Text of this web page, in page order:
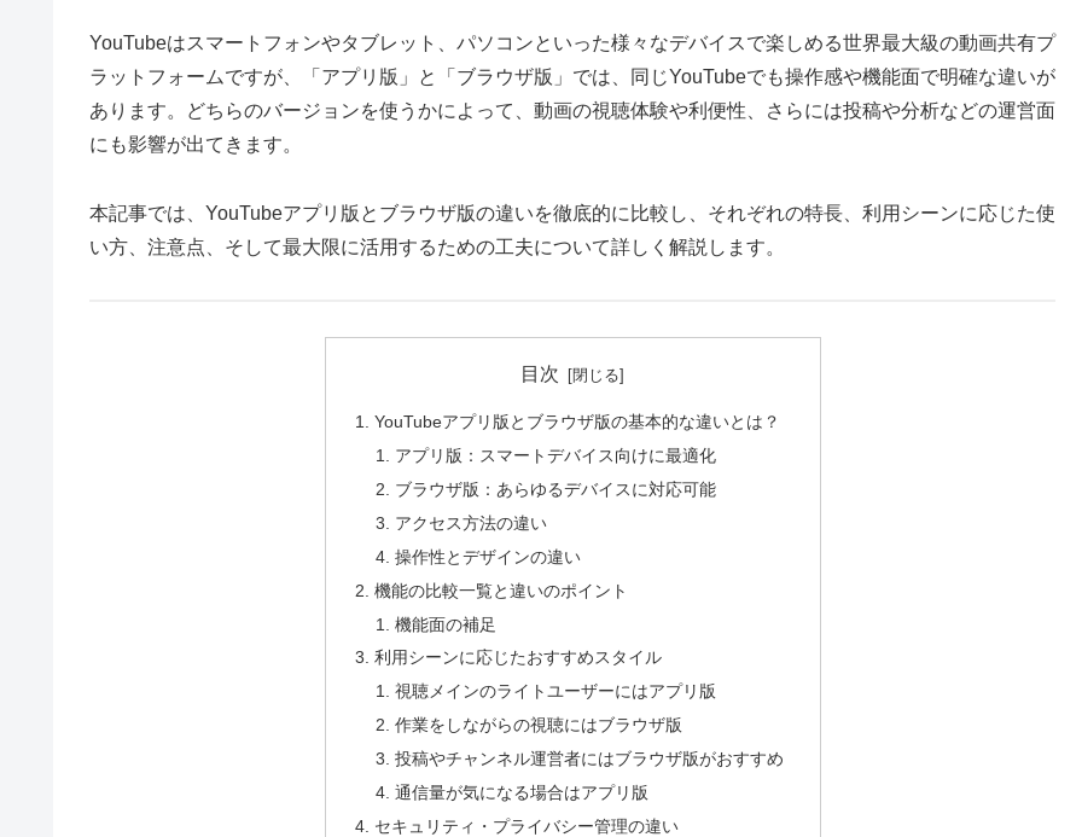
YouTubeはスマートフォンやタブレット、パソコンといった様々なデバイスで楽しめる世界最大級の動画共有プ
ラットフォームですが、「アプリ版」と「ブラウザ版」では、同じYouTubeでも操作感や機能面で明確な違いが
あります。どちらのバージョンを使うかによって、動画の視聴体験や利便性、さらには投稿や分析などの運営面
にも影響が出てきます。
本記事では、YouTubeアプリ版とブラウザ版の違いを徹底的に比較し、それぞれの特長、利用シーンに応じた使
い方、注意点、そして最大限に活用するための工夫について詳しく解説します。
目次
YouTubeアプリ版とブラウザ版の基本的な違いとは？
アプリ版：スマートデバイス向けに最適化
ブラウザ版：あらゆるデバイスに対応可能
アクセス方法の違い
操作性とデザインの違い
機能の比較一覧と違いのポイント
機能面の補足
利用シーンに応じたおすすめスタイル
視聴メインのライトユーザーにはアプリ版
作業をしながらの視聴にはブラウザ版
投稿やチャンネル運営者にはブラウザ版がおすすめ
通信量が気になる場合はアプリ版
セキュリティ・プライバシー管理の違い